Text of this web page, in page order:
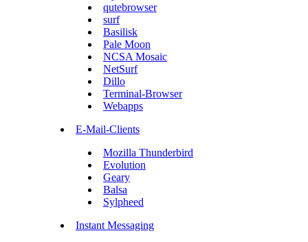
qutebrowser
surf
Basilisk
Pale Moon
NCSA Mosaic
NetSurf
Dillo
Terminal-Browser
Webapps
E-Mail-Clients
Mozilla Thunderbird
Evolution
Geary
Balsa
Sylpheed
Instant Messaging